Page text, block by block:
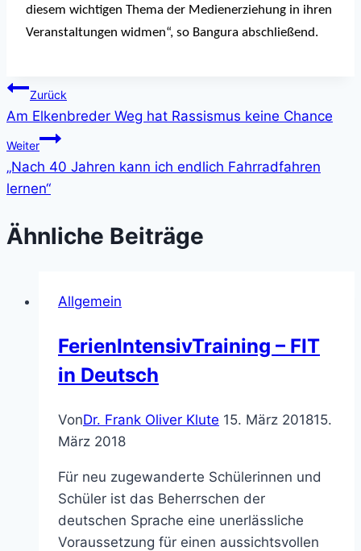
diesem wichtigen Thema der Medienerziehung in ihren
Veranstaltungen widmen“, so Bangura abschließend.
Beitragsnavigation
Zurück
Am Elkenbreder Weg hat Rassismus keine Chance
Weiter
„Nach 40 Jahren kann ich endlich Fahrradfahren
lernen“
Ähnliche Beiträge
Allgemein
FerienIntensivTraining – FIT
in Deutsch
VonDr. Frank Oliver Klute 15. März 201815.
März 2018
Für neu zugewanderte Schülerinnen und
Schüler ist das Beherrschen der
deutschen Sprache eine unerlässliche
Voraussetzung für einen aussichtsvollen